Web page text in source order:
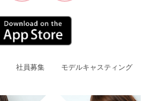
社員募集 モデルキャスティング